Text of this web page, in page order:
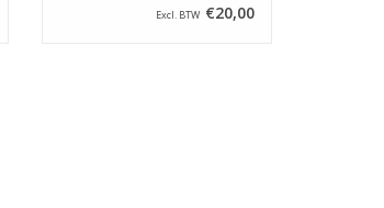
Excl. BTW €20,00